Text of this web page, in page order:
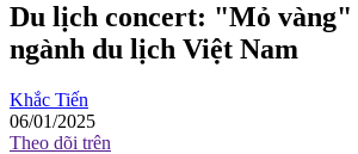
Du lịch concert: "Mỏ vàng"
ngành du lịch Việt Nam
Khắc Tiến
06/01/2025
Theo dõi trên